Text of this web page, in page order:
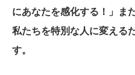
にあなたを感化する！」ま
私たちを特別な人に変える
す。